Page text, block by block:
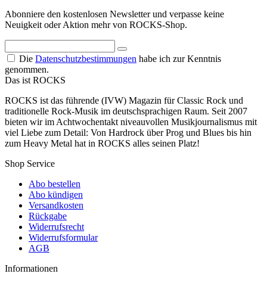
Abonniere den kostenlosen Newsletter und verpasse keine
Neuigkeit oder Aktion mehr von ROCKS-Shop.
Die Datenschutzbestimmungen habe ich zur Kenntnis
genommen.
Das ist ROCKS
ROCKS ist das führende (IVW) Magazin für Classic Rock und
traditionelle Rock-Musik im deutschsprachigen Raum. Seit 2007
bieten wir im Achtwochentakt niveauvollen Musikjournalismus mit
viel Liebe zum Detail: Von Hardrock über Prog und Blues bis hin
zum Heavy Metal hat in ROCKS alles seinen Platz!
Shop Service
Abo bestellen
Abo kündigen
Versandkosten
Rückgabe
Widerrufsrecht
Widerrufsformular
AGB
Informationen